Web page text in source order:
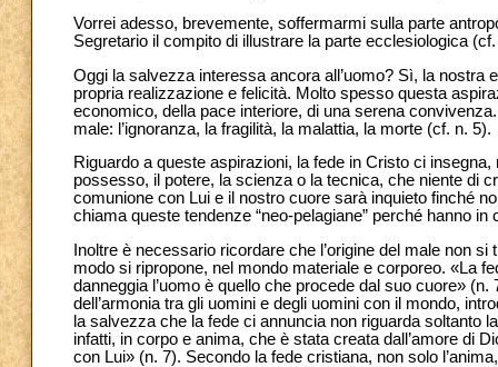
Vorrei adesso, brevemente, soffermarmi sulla parte
Segretario il compito di illustrare la parte ecclesiologica
Oggi la salvezza interessa ancora all’uomo? Sì, la
propria realizzazione e felicità. Molto spesso questa
economico, della pace interiore, di una serena
male: l’ignoranza, la fragilità, la malattia, la morte (cf. n. 5).
Riguardo a queste aspirazioni, la fede in Cristo ci
possesso, il potere, la scienza o la tecnica, che niente di
comunione con Lui e il nostro cuore sarà inquieto finché
chiama queste tendenze “neo-pelagiane” perché hanno
Inoltre è necessario ricordare che l’origine del male non
modo si ripropone, nel mondo materiale e corporeo. «La
danneggia l’uomo è quello che procede dal suo cuore»
dell’armonia tra gli uomini e degli uomini con il mondo,
la salvezza che la fede ci annuncia non riguarda soltanto
infatti, in corpo e anima, che è stata creata dall’amore di
con Lui» (n. 7). Secondo la fede cristiana, non solo